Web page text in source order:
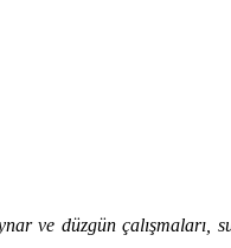
ve düzgün çalışmaları,